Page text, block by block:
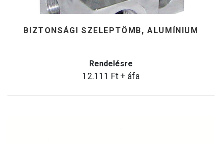
BIZTONSÁGI SZELEPTÖMB, ALUMÍNIUM
Rendelésre
12.111 Ft + áfa